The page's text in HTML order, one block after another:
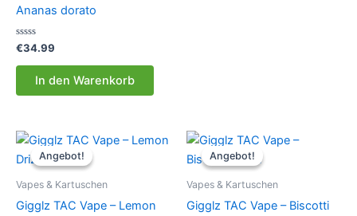
Ananas dorato
Bewertet
mit
0
€34.99
In den Warenkorb
Angebot!
Angebot!
Vapes & Kartuschen
Gigglz TAC Vape – Lemon
Angebot!
Angebot!
Vapes & Kartuschen
Gigglz TAC Vape – Biscotti